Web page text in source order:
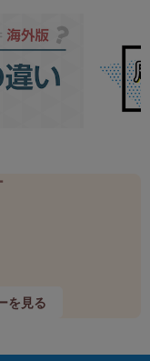
を見る